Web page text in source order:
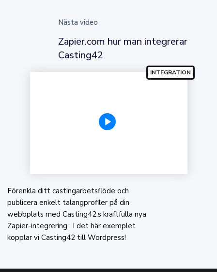
Nästa video
Zapier.com hur man integrerar
Casting42
Förenkla ditt castingarbetsflöde och
publicera enkelt talangprofiler på din
webbplats med Casting42:s kraftfulla nya
Zapier-integrering. I det här exemplet
kopplar vi Casting42 till Wordpress!